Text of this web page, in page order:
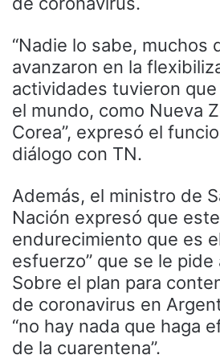
“Nadie lo sabe, muchos
avanzaron en la
actividades tuvieron
el mundo, como Nueva
Corea”, expresó el
diálogo con TN.
Además, el ministro de
Nación expresó que este
endurecimiento que es
esfuerzo” que se le pide
Sobre el plan para
de coronavirus en
“no hay nada que haga
de la cuarentena”.